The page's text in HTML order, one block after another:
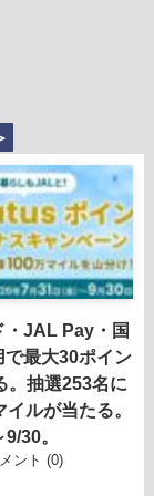
JAL Pay・国
で最大30ポイン
。抽選253名に
ルが当たる。
9/30。
ント (0)